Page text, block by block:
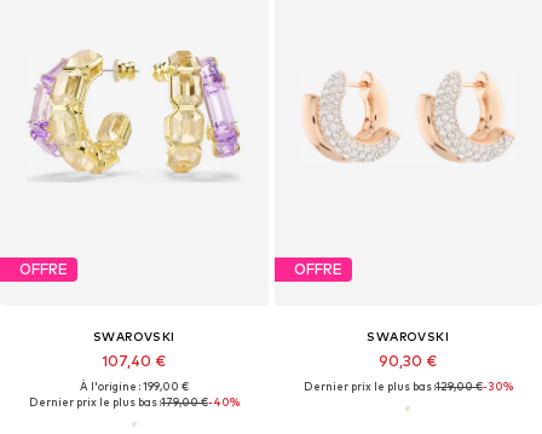
OFFRE
SWAROVSKI
107,40 €
À l'origine : 199,00 €
Dernier prix le plus bas :179,00 €-40%
OFFRE
SWAROVSKI
90,30 €
Dernier prix le plus bas :129,00 €-30%